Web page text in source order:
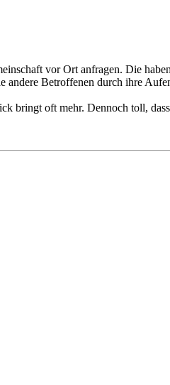
vor Ort anfragen. Die
andere Betroffenen durch ihre
bringt oft mehr. Dennoch toll,